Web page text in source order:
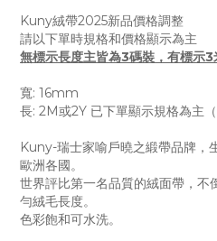
Kuny絨帶2025新品價格調整
請以下單時規格和價格顯示為主
無標示長度主皆為3碼裝，有標示
寬: 16mm
長: 2M或2Y 已下單顯示規格為主
Kuny-瑞士家喻戶曉之緞帶品牌，
歐洲各國。
世界評比第一名品質的絨面帶，不
勻絨毛長度。
色彩飽和可水洗。